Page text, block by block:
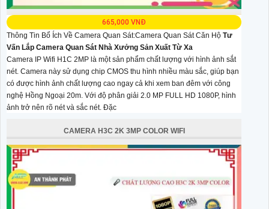
665,000 VNĐ
Thông Tin Bổ Ích Về Camera Quan Sát:Camera Quan Sát Căn Hộ Tư
Vấn Lắp Camera Quan Sát Nhà Xưởng Sản Xuất Từ Xa
Camera IP Wifi H1C 2MP là một sản phẩm chất lượng với hình ảnh sắt
nét. Camera này sử dụng chip CMOS thu hình nhiều màu sắc, giúp bạn
có được hình ảnh chất lượng cao ngay cả khi xem ban đêm với công
nghệ Hồng Ngoại 20m. Với độ phân giải 2.0 MP FULL HD 1080P, hình
ảnh trở nên rõ nét và sắc nét. Đặc
CAMERA H3C 2K 3MP COLOR WIFI